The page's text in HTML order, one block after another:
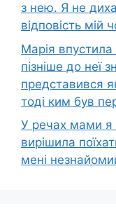
з нею. Я не
відповість мій
Марія впустила
пізніше до неї
представився
тоді ким був
У речах мами я
вирішила
мені